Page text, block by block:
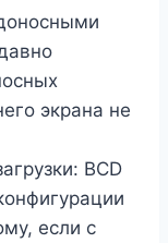
экрана не
BCD
если с